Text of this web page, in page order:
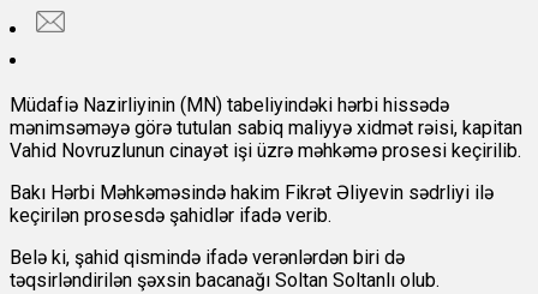
Müdafiə Nazirliyinin (MN) tabeliyindəki hərbi hissədə
mənimsəməyə görə tutulan sabiq maliyyə xidmət rəisi, kapitan
Vahid Novruzlunun cinayət işi üzrə məhkəmə prosesi keçirilib.
Bakı Hərbi Məhkəməsində hakim Fikrət Əliyevin sədrliyi ilə
keçirilən prosesdə şahidlər ifadə verib.
Belə ki, şahid qismində ifadə verənlərdən biri də
təqsirləndirilən şəxsin bacanağı Soltan Soltanlı olub.